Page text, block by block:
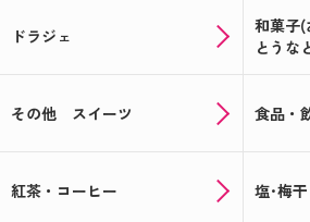
菓子・お酒ギフト～
る！全員もらえるお得なキャンペー
ドラジェ
和菓子(
とうな
その他 スイーツ 食品・
紅茶・コーヒー 塩･梅干